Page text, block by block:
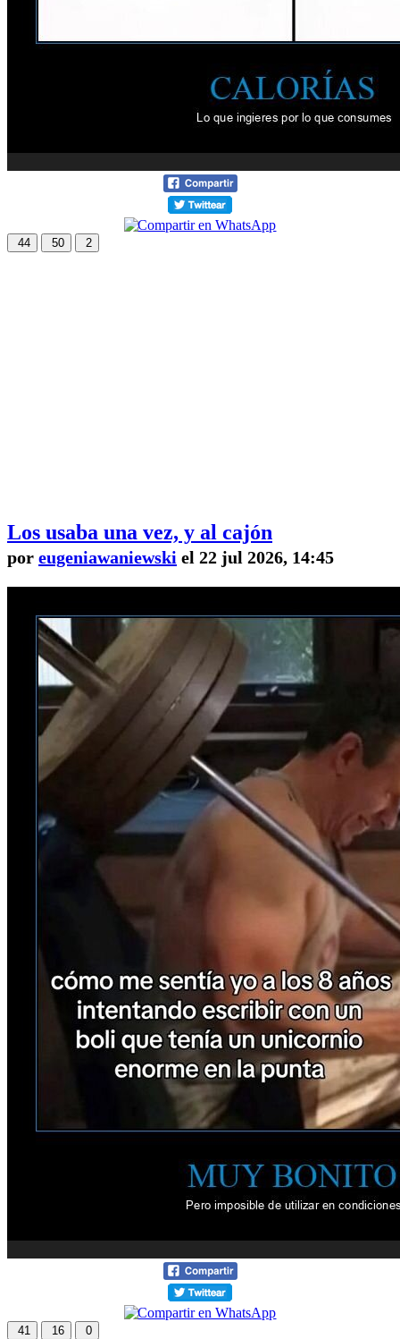
44 50 2
Los usaba una vez, y al cajón
por eugeniawaniewski el 22 jul 2026, 14:45
41 16 0